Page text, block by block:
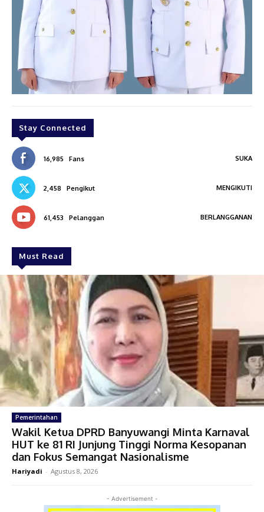
Stay Connected
16,985 Fans SUKA
2,458 Pengikut MENGIKUTI
61,453 Pelanggan BERLANGGANAN
Must Read
Pemerintahan
Wakil Ketua DPRD Banyuwangi Minta Karnaval
HUT ke 81 RI Junjung Tinggi Norma Kesopanan
dan Fokus Semangat Nasionalisme
Hariyadi - Agustus 8, 2026
- Advertisement -